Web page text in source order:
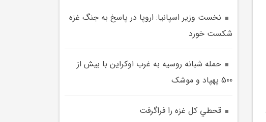
نخست وزير اسپانيا: اروپا در پاسخ به جنگ غزه
شکست خورد
حمله شبانه روسيه به غرب اوکراين با بيش از
500 پهپاد و موشک
قحطي کل غزه را فراگرفت